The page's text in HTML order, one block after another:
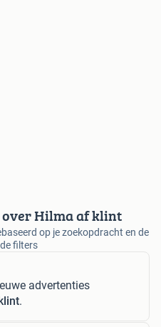
Hilma af klint
op je zoekopdracht en de
filters
advertenties
.